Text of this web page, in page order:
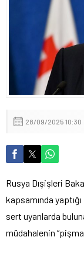
İçişleri
Türkiye”
28/09/2025 10:30
Rusya Dışişleri
kapsamında yaptığı
sert uyarılarda
müdahalenin “pi